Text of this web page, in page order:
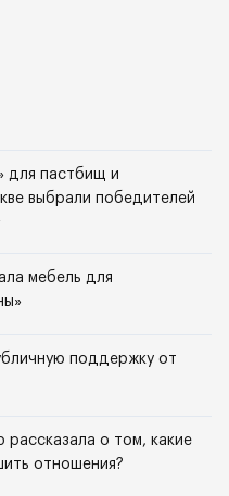
для пастбищ и
выбрали победителей
мебель для
поддержку от
рассказала о том, какие
отношения?